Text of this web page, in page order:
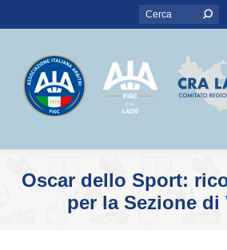
Search:
Oscar dello Sport:
per la Sezione di